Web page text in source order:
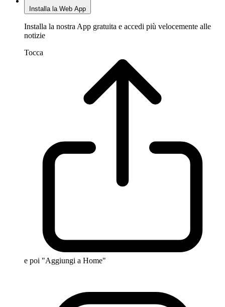
Installa la Web App
Installa la nostra App gratuita e accedi più velocemente alle
notizie
Tocca
e poi "Aggiungi a Home"